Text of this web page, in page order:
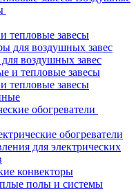
тепловые завесы
воздушных завес
тепловые завесы
обогреватели
обогреватели
для электрических
конвекторы
полы и системы